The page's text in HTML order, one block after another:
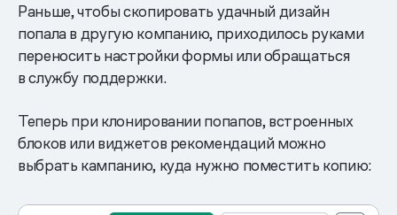
Раньше, чтобы скопировать удачный дизайн
попала в другую компанию, приходилось руками
переносить настройки формы или обращаться
в службу поддержки.
Теперь при клонировании попапов, встроенных
блоков или виджетов рекомендаций можно
выбрать кампанию, куда нужно поместить копию: